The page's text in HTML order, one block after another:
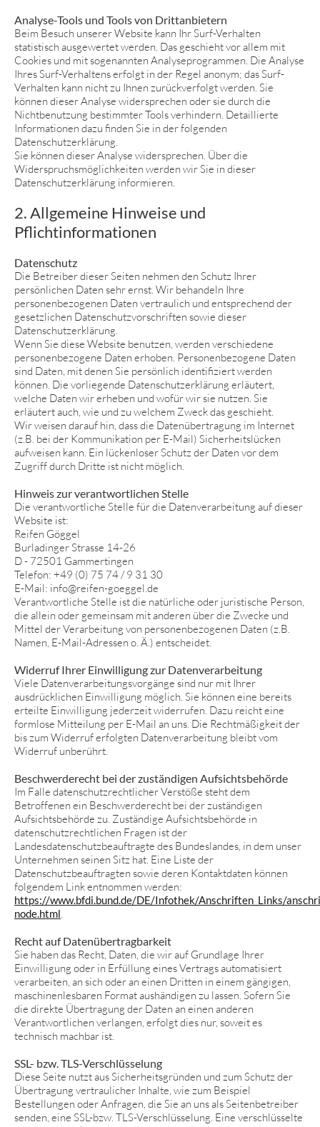
Analyse-Tools und Tools von Drittanbietern
Beim Besuch unserer Website kann Ihr Surf-Verhalten
statistisch ausgewertet werden. Das geschieht vor allem mit
Cookies und mit sogenannten Analyseprogrammen. Die Analyse
Ihres Surf-Verhaltens erfolgt in der Regel anonym; das Surf-
Verhalten kann nicht zu Ihnen zurückverfolgt werden. Sie
können dieser Analyse widersprechen oder sie durch die
Nichtbenutzung bestimmter Tools verhindern. Detaillierte
Informationen dazu finden Sie in der folgenden
Datenschutzerklärung.
Sie können dieser Analyse widersprechen. Über die
Widerspruchsmöglichkeiten werden wir Sie in dieser
Datenschutzerklärung informieren.
2. Allgemeine Hinweise und
Pflichtinformationen
Datenschutz
Die Betreiber dieser Seiten nehmen den Schutz Ihrer
persönlichen Daten sehr ernst. Wir behandeln Ihre
personenbezogenen Daten vertraulich und entsprechend der
gesetzlichen Datenschutzvorschriften sowie dieser
Datenschutzerklärung.
Wenn Sie diese Website benutzen, werden verschiedene
personenbezogene Daten erhoben. Personenbezogene Daten
sind Daten, mit denen Sie persönlich identifiziert werden
können. Die vorliegende Datenschutzerklärung erläutert,
welche Daten wir erheben und wofür wir sie nutzen. Sie
erläutert auch, wie und zu welchem Zweck das geschieht.
Wir weisen darauf hin, dass die Datenübertragung im Internet
(z.B. bei der Kommunikation per E-Mail) Sicherheitslücken
aufweisen kann. Ein lückenloser Schutz der Daten vor dem
Zugriff durch Dritte ist nicht möglich.
Hinweis zur verantwortlichen Stelle
Die verantwortliche Stelle für die Datenverarbeitung auf dieser
Website ist:
Reifen Göggel
Burladinger Strasse 14-26
D - 72501 Gammertingen
Telefon: +49 (0) 75 74 / 9 31 30
E-Mail: info@reifen-goeggel.de
Verantwortliche Stelle ist die natürliche oder juristische Person,
die allein oder gemeinsam mit anderen über die Zwecke und
Mittel der Verarbeitung von personenbezogenen Daten (z.B.
Namen, E-Mail-Adressen o. Ä.) entscheidet.
Widerruf Ihrer Einwilligung zur Datenverarbeitung
Viele Datenverarbeitungsvorgänge sind nur mit Ihrer
ausdrücklichen Einwilligung möglich. Sie können eine bereits
erteilte Einwilligung jederzeit widerrufen. Dazu reicht eine
formlose Mitteilung per E-Mail an uns. Die Rechtmäßigkeit der
bis zum Widerruf erfolgten Datenverarbeitung bleibt vom
Widerruf unberührt.
Beschwerderecht bei der zuständigen Aufsichtsbehörde
Im Falle datenschutzrechtlicher Verstöße steht dem
Betroffenen ein Beschwerderecht bei der zuständigen
Aufsichtsbehörde zu. Zuständige Aufsichtsbehörde in
datenschutzrechtlichen Fragen ist der
Landesdatenschutzbeauftragte des Bundeslandes, in dem unser
Unternehmen seinen Sitz hat. Eine Liste der
Datenschutzbeauftragten sowie deren Kontaktdaten können
folgendem Link entnommen werden:
https://www.bfdi.bund.de/DE/Infothek/Anschriften_Links/
node.html
Recht auf Datenübertragbarkeit
Sie haben das Recht, Daten, die wir auf Grundlage Ihrer
Einwilligung oder in Erfüllung eines Vertrags automatisiert
verarbeiten, an sich oder an einen Dritten in einem gängigen,
maschinenlesbaren Format aushändigen zu lassen. Sofern Sie
die direkte Übertragung der Daten an einen anderen
Verantwortlichen verlangen, erfolgt dies nur, soweit es
technisch machbar ist.
SSL- bzw. TLS-Verschlüsselung
Diese Seite nutzt aus Sicherheitsgründen und zum Schutz der
Übertragung vertraulicher Inhalte, wie zum Beispiel
Bestellungen oder Anfragen, die Sie an uns als Seitenbetreiber
senden, eine SSL-bzw. TLS-Verschlüsselung. Eine verschlüsselte